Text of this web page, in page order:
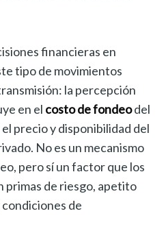
financieras en
tipo de movimientos
la percepción
en el costo de fondeodel
precio y disponibilidad del
No es un mecanismo
pero sí un factor que los
primas de riesgo, apetito
de